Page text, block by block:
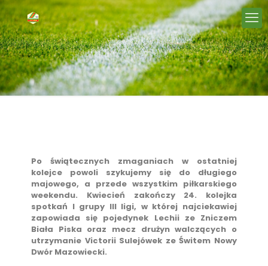
Po świątecznych zmaganiach w ostatniej
kolejce powoli szykujemy się do długiego
majowego, a przede wszystkim piłkarskiego
weekendu. Kwiecień zakończy 24. kolejka
spotkań I grupy III ligi, w której najciekawiej
zapowiada się pojedynek Lechii ze Zniczem
Biała Piska oraz mecz drużyn walczących o
utrzymanie Victorii Sulejówek ze Świtem Nowy
Dwór Mazowiecki.